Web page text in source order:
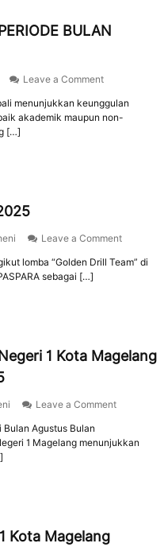
BULAN
Leave a Comment
menunjukkan keunggulan
akademik maupun non-
[…]
Leave a Comment
lomba “Golden Drill Team” di
sebagai […]
1 Kota Magelang
Leave a Comment
Agustus Bulan
1 Magelang menunjukkan
Kota Magelang